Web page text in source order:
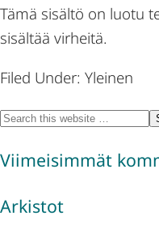
Tämä sisältö on luotu
sisältää virheitä.
Filed Under: Yleinen
Viimeisimmät
Arkistot